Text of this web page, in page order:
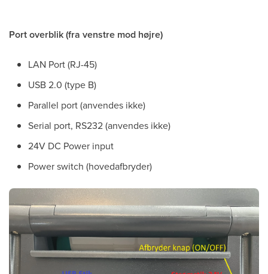
Port overblik (fra venstre mod højre)
LAN Port (RJ-45)
USB 2.0 (type B)
Parallel port (anvendes ikke)
Serial port, RS232 (anvendes ikke)
24V DC Power input
Power switch (hovedafbryder)